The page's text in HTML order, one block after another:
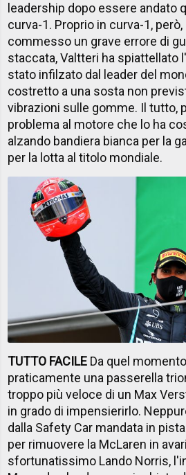
leadership dopo essere andato
curva-1. Proprio in curva-1,
commesso un grave errore di
staccata, Valtteri ha spiattellato
stato infilzato dal leader del
costretto a una sosta non
vibrazioni sulle gomme. Il tutto,
problema al motore che lo ha
alzando bandiera bianca per la
per la lotta al titolo mondiale.
TUTTO FACILE Da quel
praticamente una passerella
troppo più veloce di un Max
in grado di impensierirlo.
dalla Safety Car mandata in
per rimuovere la McLaren in
sfortunatissimo Lando Norris,